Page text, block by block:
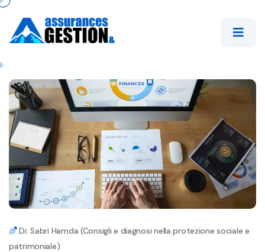
Di: Sabri Hamda (Consigli e diagnosi nella protezione sociale e
patrimoniale)